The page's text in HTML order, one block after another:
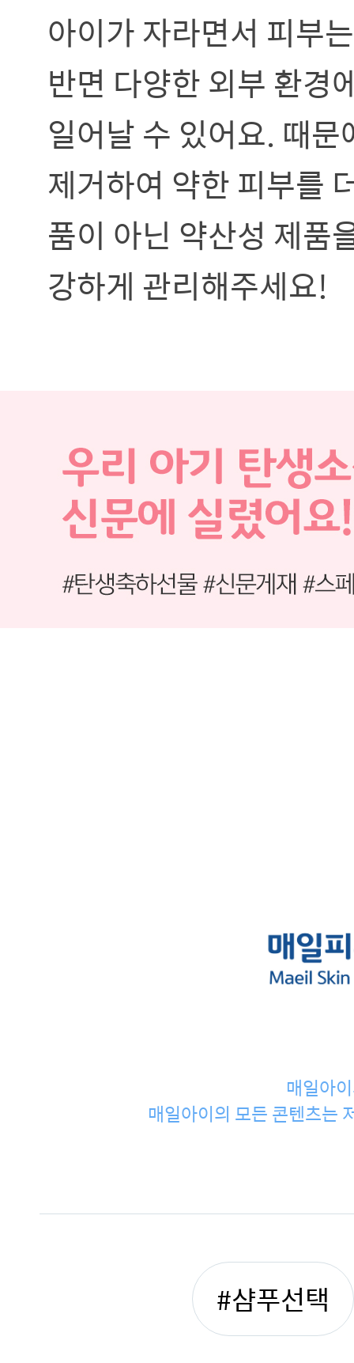
아이가 자라면서 피부
반면 다양한 외부 환경
일어날 수 있어요. 때
제거하여 약한 피부를
품이 아닌 약산성 제품
강하게 관리해주세요!
매일아
매일아이의 모든 콘텐츠는
#샴푸선택